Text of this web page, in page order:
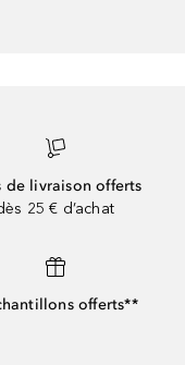
de livraison offerts
25 € d’achat
offerts**